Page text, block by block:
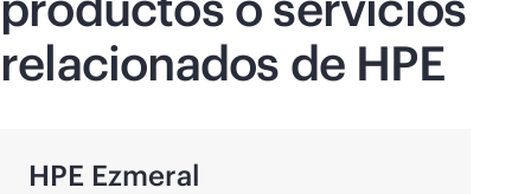
relacionados de HPE
HPE Ezmeral